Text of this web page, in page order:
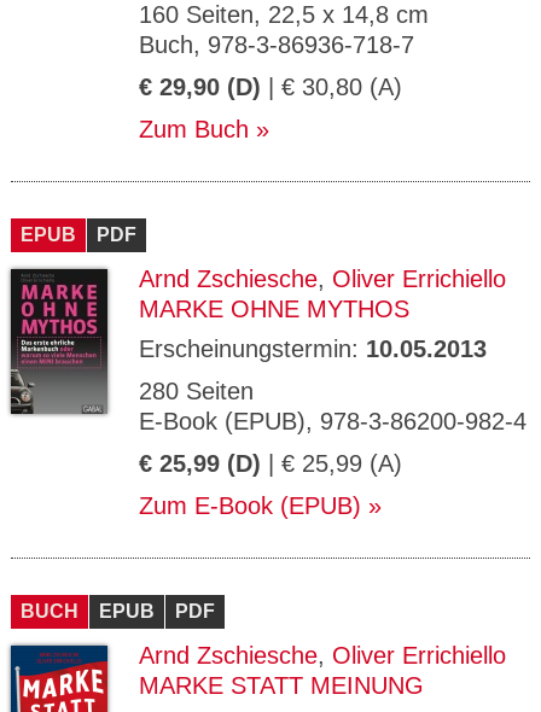
160 Seiten, 22,5 x 14,8 cm
Buch, 978-3-86936-718-7
€ 29,90 (D) | € 30,80 (A)
Zum Buch
EPUB PDF
Arnd Zschiesche, Oliver Errichiello
MARKE OHNE MYTHOS
Erscheinungstermin: 10.05.2013
280 Seiten
E-Book (EPUB), 978-3-86200-982-4
€ 25,99 (D) | € 25,99 (A)
Zum E-Book (EPUB)
BUCH EPUB PDF
Arnd Zschiesche, Oliver Errichiello
MARKE STATT MEINUNG